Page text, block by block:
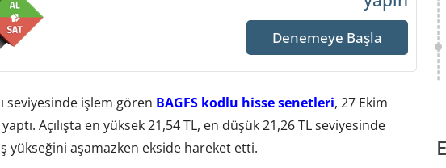
Denemeye Başla
seviyesinde işlem gören BAGFS kodlu hisse senetleri, 27 Ekim
yaptı. Açılışta en yüksek 21,54 TL, en düşük 21,26 TL seviyesinde
yükseğini aşamazken ekside hareket etti.